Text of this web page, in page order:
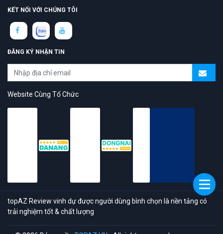
KẾT NỐI VỚI CHÚNG TÔI
ĐĂNG KÝ NHẬN TIN
Website Cùng Tổ Chức
topAZ Review vinh dự được người dùng bình chọn là nền tảng có
trải nghiệm tốt & chất lượng